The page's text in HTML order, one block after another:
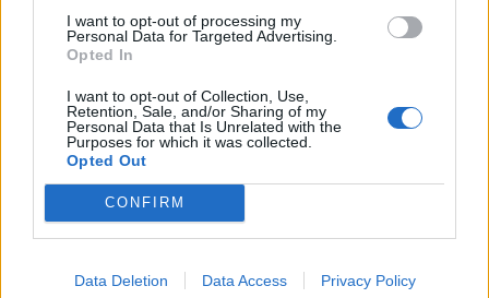
I want to opt-out of processing my
Personal Data for Targeted Advertising.
Opted In
I want to opt-out of Collection, Use,
Retention, Sale, and/or Sharing of my
Personal Data that Is Unrelated with the
Purposes for which it was collected.
Opted Out
CONFIRM
Data Deletion Data Access Privacy Policy
LIITTYVÄT ARTIKKELIT
Leijonat julkisti ketjut Sveitsi-peliin –
Aleksander Barkov tekee paluun
kaukaloon
Venäläisveskari sekosi Suomen 2.
50 jäähyminuuttia